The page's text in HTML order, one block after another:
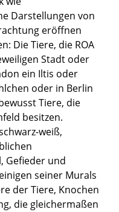
Darstellungen von
eröffnen
Die Tiere, die ROA
Stadt oder
ein Iltis oder
oder in Berlin
Tiere, die
besitzen.
weiß,
Gefieder und
seiner Murals
der Tiere, Knochen
die gleichermaßen